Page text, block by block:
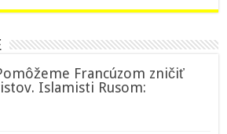
Francúzom zničiť
Islamisti Rusom: